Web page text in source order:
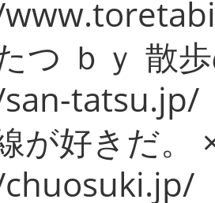
つ ｂｙ 散
tatsu.jp/
が好きだ。